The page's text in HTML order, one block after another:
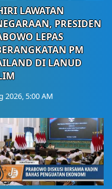
LAWATAN
PRESIDEN
LEPAS
PM
DI LANUD
2026, 5:00 AM